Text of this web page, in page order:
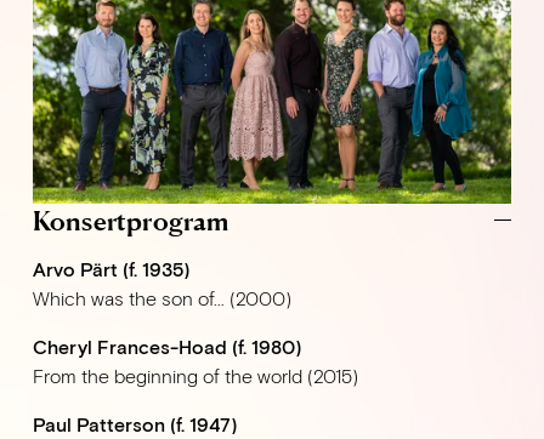
Konsertprogram
Arvo Pärt (f. 1935)
Which was the son of… (2000)
Cheryl Frances-Hoad (f. 1980)
From the beginning of the world (2015)
Paul Patterson (f. 1947)